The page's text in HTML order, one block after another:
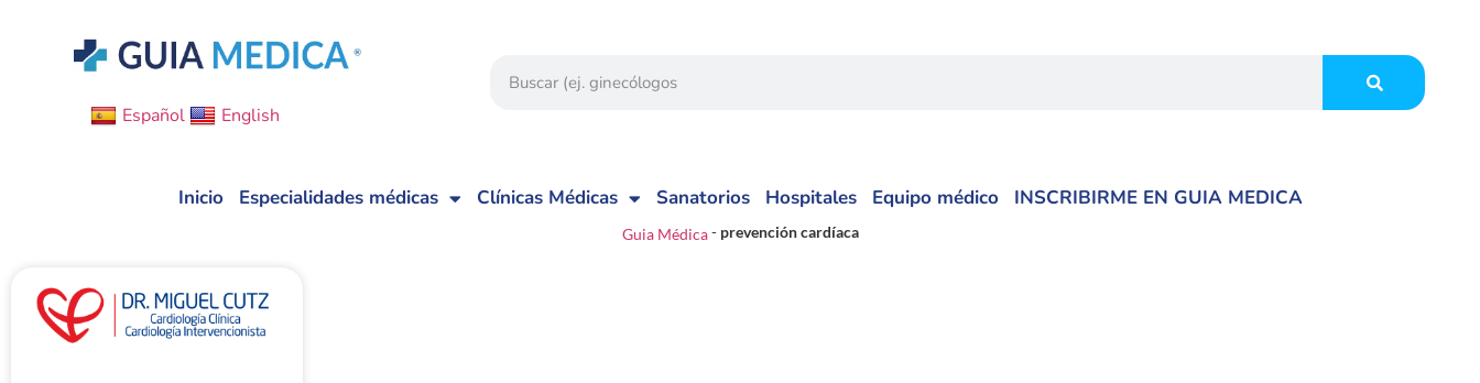
Español English
Inicio Especialidades médicas Clínicas Médicas Sanatorios Hospitales Equipo médico INSCRIBIRME EN GUIA MEDICA
Guia Médica- prevención cardíaca